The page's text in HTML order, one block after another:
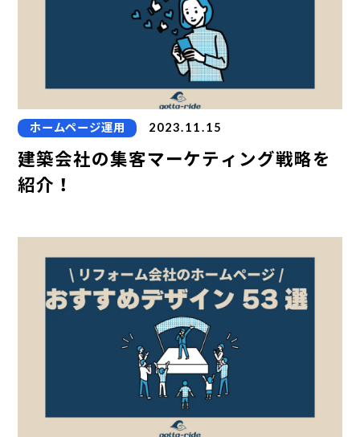
ホームページ運用 2023.11.15
建築会社の集客マーケティング戦略を
紹介！